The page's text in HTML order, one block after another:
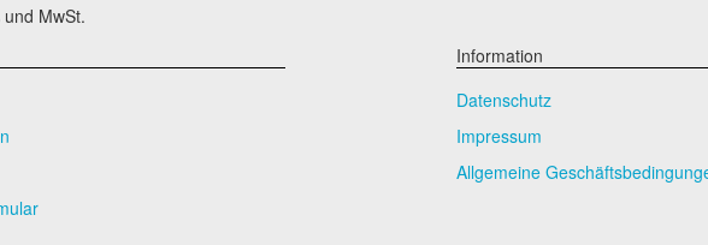
Information
Datenschutz
Impressum
Allgemeine